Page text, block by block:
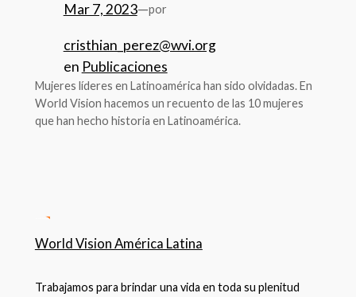
Mar 7, 2023—por
cristhian_perez@wvi.org
en Publicaciones
Mujeres líderes en Latinoamérica han sido olvidadas. En
World Vision hacemos un recuento de las 10 mujeres
que han hecho historia en Latinoamérica.
World Vision América Latina
Trabajamos para brindar una vida en toda su plenitud